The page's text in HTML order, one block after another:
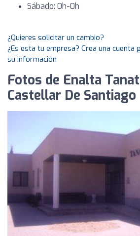
Sábado: 0h-0h
¿Quieres solicitar un cambio?
¿Es esta tu empresa? Crea una
su información
Fotos de Enalta
Castellar De Santiago